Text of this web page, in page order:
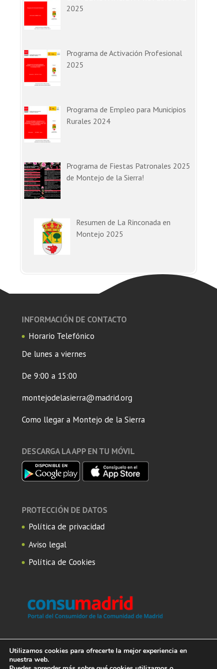
2025
Programa de Activación Profesional
2025
Programa de Empleo para Municipios
Rurales 2024
Programa de Fiestas Patronales 2025
de Montejo de la Sierra!
Resumen de La Rinconada en
Montejo 2025
INFORMACIÓN DE CONTACTO
Horario Telefónico
De lunes a viernes
De 9:00 a 15:00
montejodelasierra@madrid.org
Como llegar a Montejo de la Sierra
DESCARGA LA APP EN TU MÓVIL
PROTECCIÓN DE DATOS
Política de privacidad
Aviso legal
Política de Cookies
Utilizamos cookies para ofrecerte la mejor experiencia en
nuestra web.